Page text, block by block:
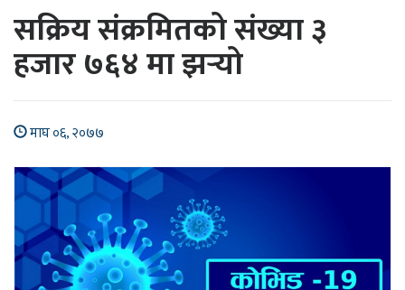
सक्रिय संक्रमितको संख्या ३
हजार ७६४ मा झर्‍यो
माघ ०६, २०७७